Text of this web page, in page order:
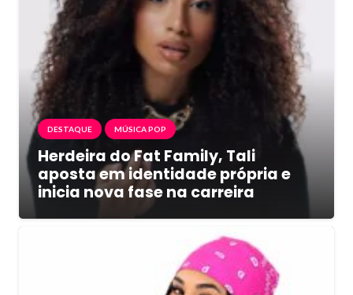
DESTAQUE MÚSICA POP
Herdeira do Fat Family, Tali
aposta em identidade própria e
inicia nova fase na carreira